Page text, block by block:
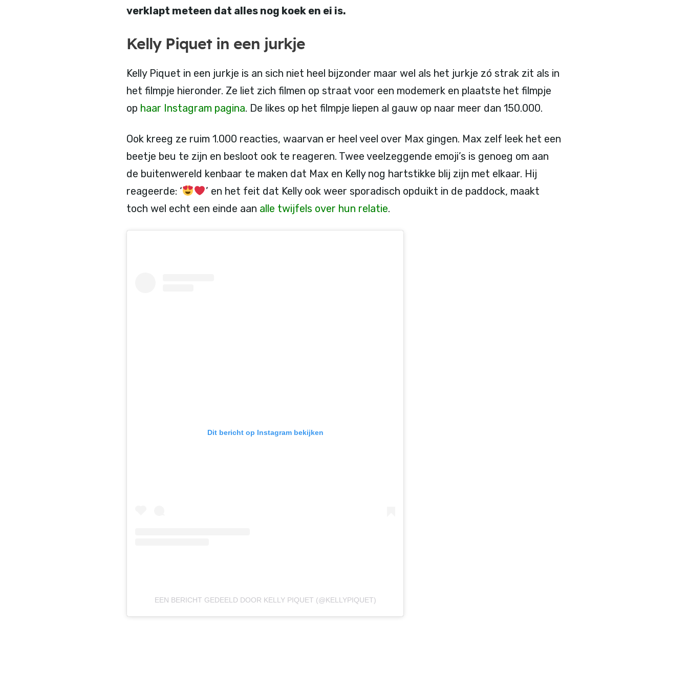
verklapt meteen dat alles nog koek en ei is.
Kelly Piquet in een jurkje
Kelly Piquet in een jurkje is an sich niet heel bijzonder maar wel als het jurkje zó strak zit als in
het filmpje hieronder. Ze liet zich filmen op straat voor een modemerk en plaatste het filmpje
op haar Instagram pagina. De likes op het filmpje liepen al gauw op naar meer dan 150.000.
Ook kreeg ze ruim 1.000 reacties, waarvan er heel veel over Max gingen. Max zelf leek het een
beetje beu te zijn en besloot ook te reageren. Twee veelzeggende emoji’s is genoeg om aan
de buitenwereld kenbaar te maken dat Max en Kelly nog hartstikke blij zijn met elkaar. Hij
reageerde: ‘
’ en het feit dat Kelly ook weer sporadisch opduikt in de paddock, maakt
toch wel echt een einde aan alle twijfels over hun relatie.
Dit bericht op Instagram bekijken
EEN BERICHT GEDEELD DOOR KELLY PIQUET (@KELLYPIQUET)